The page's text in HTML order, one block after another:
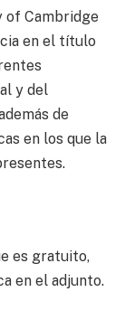
of Cambridge
en el título
y del
de
en los que la
es gratuito,
en el adjunto.